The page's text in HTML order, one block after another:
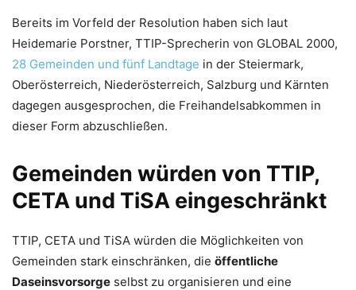
Bereits im Vorfeld der Resolution haben sich laut
Heidemarie Porstner, TTIP-Sprecherin von GLOBAL 2000,
28 Gemeinden und fünf Landtage in der Steiermark,
Oberösterreich, Niederösterreich, Salzburg und Kärnten
dagegen ausgesprochen, die Freihandelsabkommen in
dieser Form abzuschließen.
Gemeinden würden von TTIP,
CETA und TiSA eingeschränkt
TTIP, CETA und TiSA würden die Möglichkeiten von
Gemeinden stark einschränken, die öffentliche
Daseinsvorsorge selbst zu organisieren und eine